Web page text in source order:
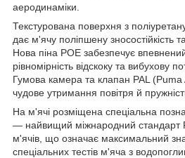
аеродинаміки.
Текстурована поверхня з
дає м'ячу поліпшену зносостійкість
Нова піна POE забезпечує
рівномірність відскоку та вибухову
Гумова камера та клапан PAL
чудове утримання повітря й
На м'ячі розміщена спеціальна
— найвищий міжнародний стандарт
м'ячів, що означає максимальний
спеціальних тестів м'яча з